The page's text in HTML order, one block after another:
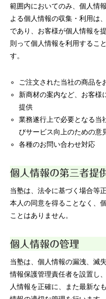
範囲内においてのみ、個人情
よる個人情報の収集・利用は
であり、お客様が個人情報を
則って個人情報を利用するこ
す。
ご注文された当社の商品を
新商材の案内など、お客様
提供
業務遂行上で必要となる当
びサービス向上のための意
各種のお問い合わせ対応
個人情報の第三者提
当塾は、法令に基づく場合等
本人の同意を得ることなく、
ことはありません。
個人情報の管理
当塾は、個人情報の漏洩、滅
情報保護管理責任者を設置し
人情報を正確に、また最新な